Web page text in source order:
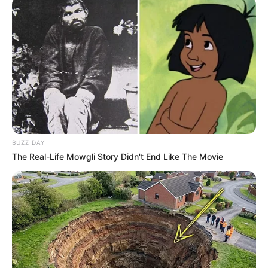
Tiercé Quarté Quinté à 13h50 en réunion 1 sur
BUZZ DAY
The Real-Life Mowgli Story Didn't End Like The Movie